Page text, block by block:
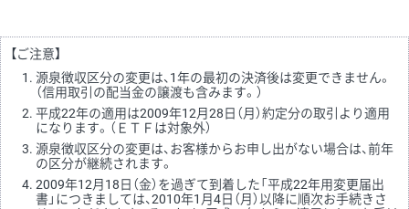
【ご注意】
源泉徴収区分の変更は、1年の最初の決済後は変更できません。
（信用取引の配当金の譲渡も含みます。）
平成22年の適用は2009年12月28日（月）約定分の取引より適用
になります。（ＥＴＦは対象外）
源泉徴収区分の変更は、お客様からお申し出がない場合は、前年
の区分が継続されます。
2009年12月18日（金）を過ぎて到着した「平成22年用変更届出
書」につきましては、2010年1月4日（月）以降に順次お手続きさ